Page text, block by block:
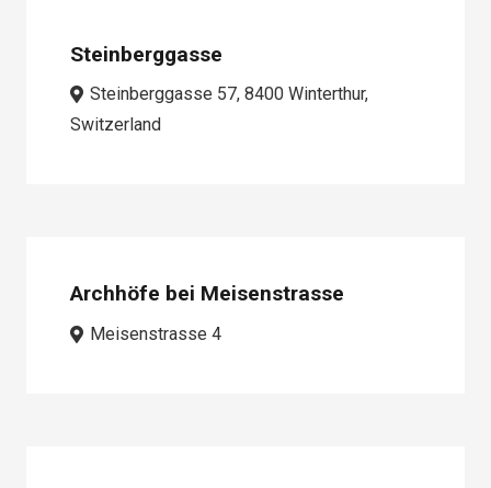
Steinberggasse
Steinberggasse 57, 8400 Winterthur,
Switzerland
Archhöfe bei Meisenstrasse
Meisenstrasse 4